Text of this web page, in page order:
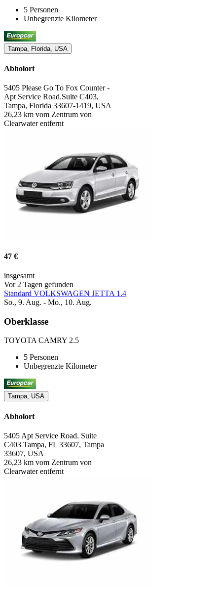
5 Personen
Unbegrenzte Kilometer
Tampa, Florida, USA
Abholort
5405 Please Go To Fox Counter -
Apt Service Road.Suite C403,
Tampa, Florida 33607-1419, USA
26,23 km vom Zentrum von
Clearwater entfernt
47 €
insgesamt
Vor 2 Tagen gefunden
Standard VOLKSWAGEN JETTA 1.4
So., 9. Aug. - Mo., 10. Aug.
Oberklasse
TOYOTA CAMRY 2.5
5 Personen
Unbegrenzte Kilometer
Tampa, USA
Abholort
5405 Apt Service Road. Suite
C403 Tampa, FL 33607, Tampa
33607, USA
26,23 km vom Zentrum von
Clearwater entfernt